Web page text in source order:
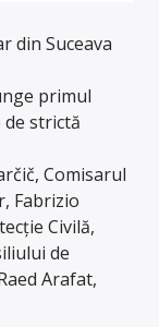
din Suceava
primul
strictă
Comisarul
Fabrizio
Civilă,
de
Arafat,